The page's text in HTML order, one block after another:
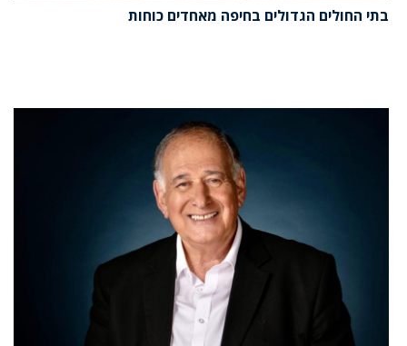
בתי החולים הגדולים בחיפה מאחדים כוחות